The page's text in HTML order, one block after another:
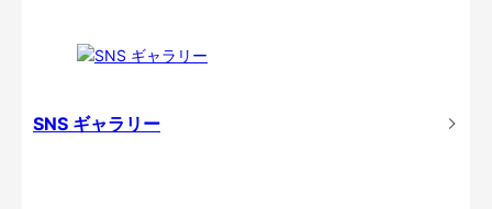
SNS ギャラリー